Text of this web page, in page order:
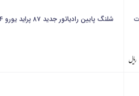
شلنگ پایین رادیاتور جدید 87 پراید یورو 4-جهان پارت